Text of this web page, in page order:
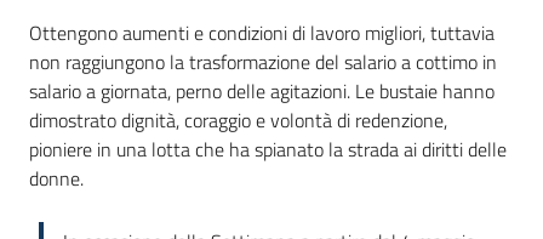
Ottengono aumenti e condizioni di lavoro migliori, tuttavia
non raggiungono la trasformazione del salario a cottimo in
salario a giornata, perno delle agitazioni. Le bustaie hanno
dimostrato dignità, coraggio e volontà di redenzione,
pioniere in una lotta che ha spianato la strada ai diritti delle
donne.